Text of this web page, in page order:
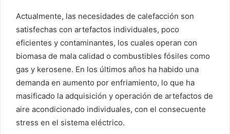
Actualmente, las necesidades de calefacción son
satisfechas con artefactos individuales, poco
eficientes y contaminantes, los cuales operan con
biomasa de mala calidad o combustibles fósiles como
gas y kerosene. En los últimos años ha habido una
demanda en aumento por enfriamiento, lo que ha
masificado la adquisición y operación de artefactos de
aire acondicionado individuales, con el consecuente
stress en el sistema eléctrico.